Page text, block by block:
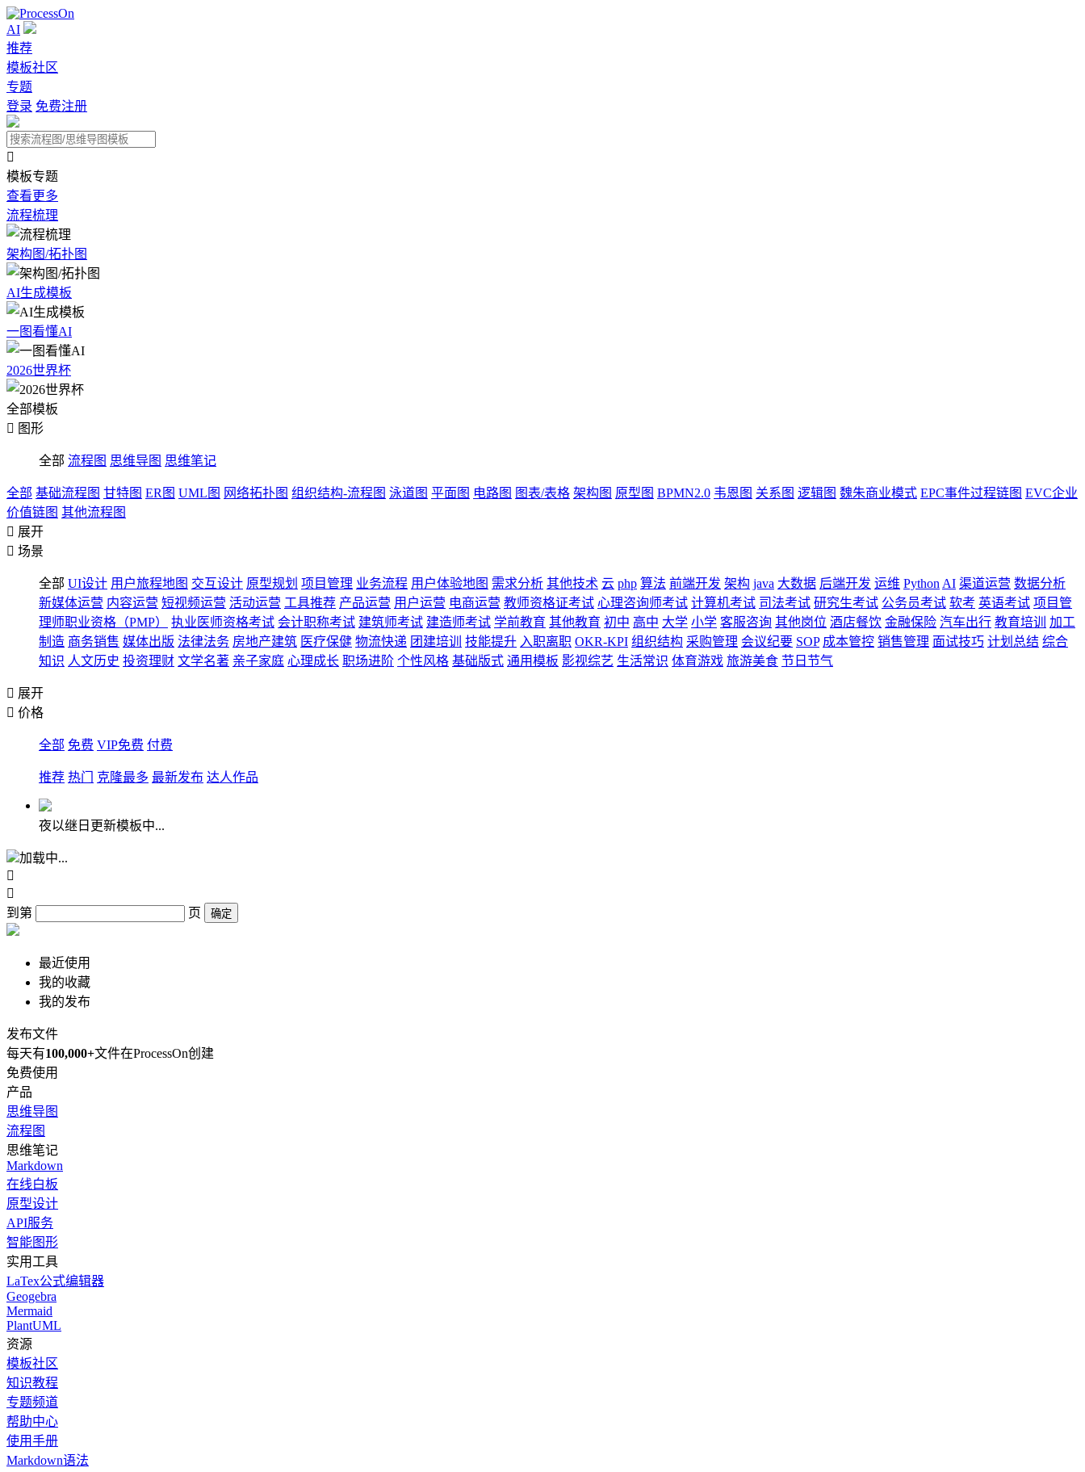
AI
推荐
模板社区
专题
登录 免费注册

模板专题
查看更多
流程梳理
架构图/拓扑图
AI生成模板
一图看懂AI
2026世界杯
全部模板
 图形
全部 流程图 思维导图 思维笔记
全部 基础流程图 甘特图 ER图 UML图 网络拓扑图 组织结构-流程图 泳道图 平面图 电路图 图表/表格 架构图 原型图 BPMN2.0 韦恩图 关系图 逻辑图 魏朱商业模式 EPC事件过程链图 EVC企业
价值链图 其他流程图
 展开
 场景
全部 UI设计 用户旅程地图 交互设计 原型规划 项目管理 业务流程 用户体验地图 需求分析 其他技术 云 php 算法 前端开发 架构 java 大数据 后端开发 运维 Python AI 渠道运营 数据分析
新媒体运营 内容运营 短视频运营 活动运营 工具推荐 产品运营 用户运营 电商运营 教师资格证考试 心理咨询师考试 计算机考试 司法考试 研究生考试 公务员考试 软考 英语考试 项目管
理师职业资格（PMP）
执业医师资格考试 会计职称考试 建筑师考试 建造师考试 学前教育 其他教育 初中 高中 大学 小学 客服咨询 其他岗位 酒店餐饮 金融保险 汽车出行 教育培训
加工
制造 商务销售 媒体出版 法律法务 房地产建筑 医疗保健 物流快递 团建培训 技能提升 入职离职 OKR-KPI 组织结构 采购管理 会议纪要 SOP 成本管控 销售管理 面试技巧 计划总结 综合
知识 人文历史 投资理财 文学名著 亲子家庭 心理成长 职场进阶 个性风格 基础版式 通用模板 影视综艺 生活常识 体育游戏 旅游美食 节日节气
 展开
 价格
全部 免费 VIP免费 付费
推荐 热门 克隆最多 最新发布 达人作品
夜以继日更新模板中...
加载中...


到第
页 确定
最近使用
我的收藏
我的发布
发布文件
每天有100,000+文件在ProcessOn创建
免费使用
产品
思维导图
流程图
思维笔记
Markdown
在线白板
原型设计
API服务
智能图形
实用工具
LaTex公式编辑器
Geogebra
Mermaid
PlantUML
资源
模板社区
知识教程
专题频道
帮助中心
使用手册
Markdown语法